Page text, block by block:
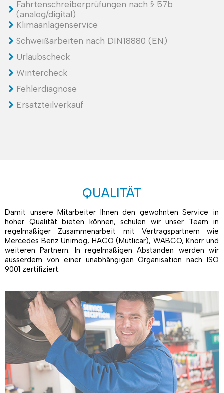
Fahrtenschreiberprüfungen nach § 57b
(analog/digital)
Klimaanlagenservice
Schweißarbeiten nach DIN18880 (EN)
Urlaubscheck
Wintercheck
Fehlerdiagnose
Ersatzteilverkauf
QUALITÄT
Damit unsere Mitarbeiter Ihnen den gewohnten Service in
hoher Qualität bieten können, schulen wir unser Team in
regelmäßiger Zusammenarbeit mit Vertragspartnern wie
Mercedes Benz Unimog, HACO (Mutlicar), WABCO, Knorr und
weiteren Partnern. In regelmäßigen Abständen werden wir
ausserdem von einer unabhängigen Organisation nach ISO
9001 zertifiziert.